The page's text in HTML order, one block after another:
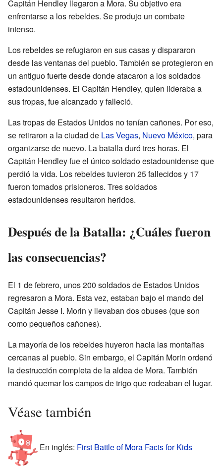
Capitán Hendley llegaron a Mora. Su objetivo era
enfrentarse a los rebeldes. Se produjo un combate
intenso.
Los rebeldes se refugiaron en sus casas y dispararon
desde las ventanas del pueblo. También se protegieron en
un antiguo fuerte desde donde atacaron a los soldados
estadounidenses. El Capitán Hendley, quien lideraba a
sus tropas, fue alcanzado y falleció.
Las tropas de Estados Unidos no tenían cañones. Por eso,
se retiraron a la ciudad de Las Vegas, Nuevo México, para
organizarse de nuevo. La batalla duró tres horas. El
Capitán Hendley fue el único soldado estadounidense que
perdió la vida. Los rebeldes tuvieron 25 fallecidos y 17
fueron tomados prisioneros. Tres soldados
estadounidenses resultaron heridos.
Después de la Batalla: ¿Cuáles fueron
las consecuencias?
El 1 de febrero, unos 200 soldados de Estados Unidos
regresaron a Mora. Esta vez, estaban bajo el mando del
Capitán Jesse I. Morin y llevaban dos obuses (que son
como pequeños cañones).
La mayoría de los rebeldes huyeron hacia las montañas
cercanas al pueblo. Sin embargo, el Capitán Morin ordenó
la destrucción completa de la aldea de Mora. También
mandó quemar los campos de trigo que rodeaban el lugar.
Véase también
En inglés: First Battle of Mora Facts for Kids